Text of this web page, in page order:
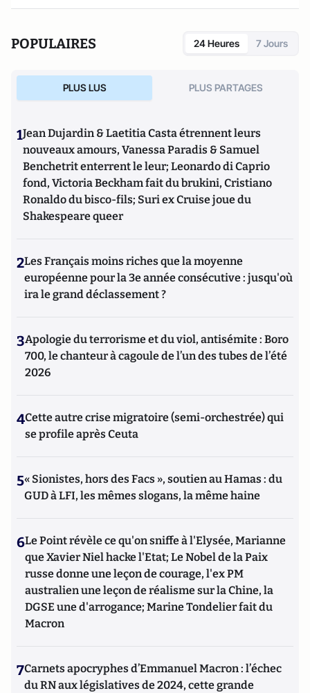
POPULAIRES 24 Heures 7 Jours
PLUS LUS PLUS PARTAGES
1Jean Dujardin & Laetitia Casta étrennent leurs
nouveaux amours, Vanessa Paradis & Samuel
Benchetrit enterrent le leur; Leonardo di Caprio
fond, Victoria Beckham fait du brukini, Cristiano
Ronaldo du bisco-fils; Suri ex Cruise joue du
Shakespeare queer
2Les Français moins riches que la moyenne
européenne pour la 3e année consécutive : jusqu'où
ira le grand déclassement ?
3Apologie du terrorisme et du viol, antisémite : Boro
700, le chanteur à cagoule de l’un des tubes de l’été
2026
4Cette autre crise migratoire (semi-orchestrée) qui
se profile après Ceuta
5« Sionistes, hors des Facs », soutien au Hamas : du
GUD à LFI, les mêmes slogans, la même haine
6Le Point révèle ce qu'on sniffe à l'Elysée, Marianne
que Xavier Niel hacke l'Etat; Le Nobel de la Paix
russe donne une leçon de courage, l'ex PM
australien une leçon de réalisme sur la Chine, la
DGSE une d'arrogance; Marine Tondelier fait du
Macron
7Carnets apocryphes d’Emmanuel Macron : l’échec
du RN aux législatives de 2024, cette grande